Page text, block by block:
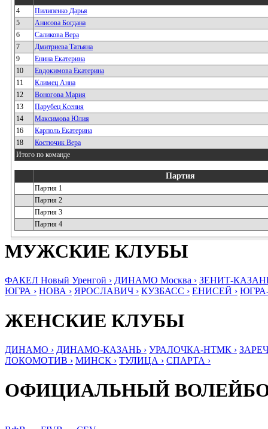
4
Пилипенко Дарья
5
Анисова Богдана
6
Саликова Вера
7
Дмитриева Татьяна
9
Енина Екатерина
10
Евдокимова Екатерина
11
Климец Анна
12
Воногова Мария
13
Парубец Ксения
14
Максимова Юлия
16
Карполь Екатерина
18
Костючик Вера
Итого по команде
Партия
Партия 1
Партия 2
Партия 3
Партия 4
МУЖСКИЕ КЛУБЫ
ФАКЕЛ Новый Уренгой › ДИНАМО Москва › ЗЕНИТ-
ЮГРА › НОВА › ЯРОСЛАВИЧ › КУЗБАСС › ЕНИСЕЙ ›
ЖЕНСКИЕ КЛУБЫ
ДИНАМО › ДИНАМО-КАЗАНЬ › УРАЛОЧКА-НТМК ›
ЛОКОМОТИВ › МИНСК › ТУЛИЦА › СПАРТА ›
ОФИЦИАЛЬНЫЙ